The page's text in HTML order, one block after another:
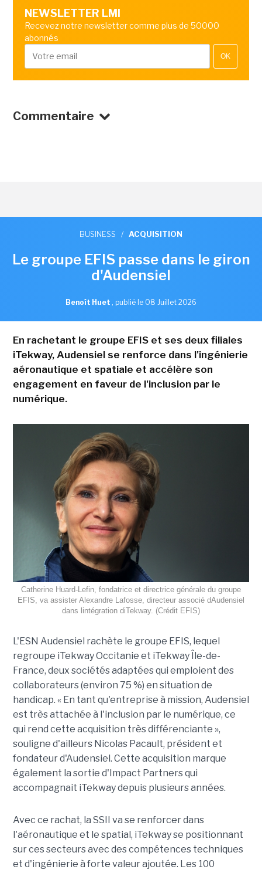
NEWSLETTER LMI
Recevez notre newsletter comme plus de 50000
abonnés
OK
Commentaire
BUSINESS / ACQUISITION
Le groupe EFIS passe dans le giron
d'Audensiel
Benoît Huet , publié le 08 Juillet 2026
En rachetant le groupe EFIS et ses deux filiales
iTekway, Audensiel se renforce dans l'ingénierie
aéronautique et spatiale et accélère son
engagement en faveur de l'inclusion par le
numérique.
Catherine Huard-Lefin, fondatrice et directrice générale du groupe
EFIS, va assister Alexandre Lafosse, directeur associé dAudensiel
dans lintégration diTekway. (Crédit EFIS)
L'ESN Audensiel rachète le groupe EFIS, lequel
regroupe iTekway Occitanie et iTekway Île-de-
France, deux sociétés adaptées qui emploient des
collaborateurs (environ 75 %) en situation de
handicap. « En tant qu'entreprise à mission, Audensiel
est très attachée à l'inclusion par le numérique, ce
qui rend cette acquisition très différenciante »,
souligne d'ailleurs Nicolas Pacault, président et
fondateur d'Audensiel. Cette acquisition marque
également la sortie d'Impact Partners qui
accompagnait iTekway depuis plusieurs années.
Avec ce rachat, la SSII va se renforcer dans
l'aéronautique et le spatial, iTekway se positionnant
sur ces secteurs avec des compétences techniques
et d'ingénierie à forte valeur ajoutée. Les 100